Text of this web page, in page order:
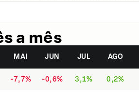
a mês
MAI JUN JUL AGO
-7,7% -0,6% 3,1% 0,2%